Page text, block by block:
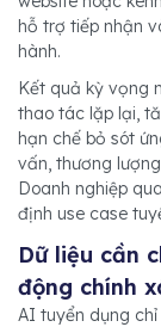
hỗ trợ tiếp nhận
hành.
Kết quả kỳ vọng
thao tác lặp lại,
hạn chế bỏ sót
vấn, thương
Doanh nghiệp
định use case
Dữ liệu cần
động chính
AI tuyển dụng